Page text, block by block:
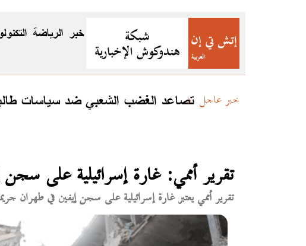
الرياضة خبر
تصاعد الغضب الشعبي ضد سياسات خبر عاجل
تقرير أممي: غارة إسرائيلية على
تقرير أممي يعتبر غارة إسرائيلية على سجن إيفين في